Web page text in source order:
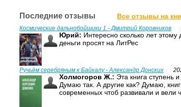
Последние отзывы Все отзывы на
Космические дальнобойщики 1 - Дмитрий Коровников
Юрий: Интересно сколько лет
деньги просят на ЛитРес
Ручьём серебряным к Байкалу - Александр Донских
Холмогоров Ж.: Эта книга ступень
Думаю так. А другие как? Думаю,
современных чтоб развивали и вели